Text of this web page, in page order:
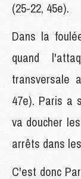
(25-22, 45e).
Dans la
quand
transversale
47e). Paris a
va doucher
arrêts dans
C'est donc